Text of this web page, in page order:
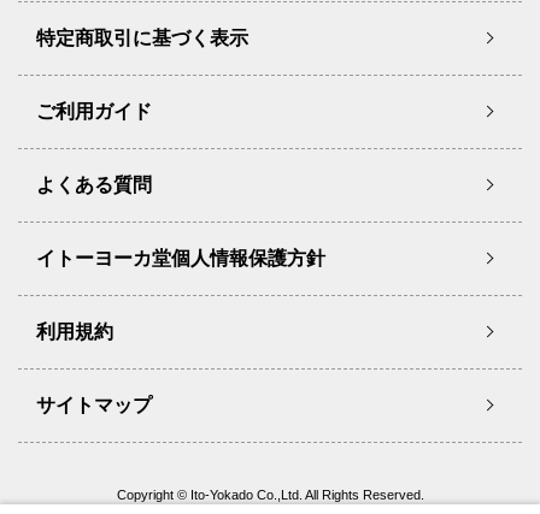
特定商取引に基づく表示
ご利用ガイド
よくある質問
イトーヨーカ堂個人情報保護方針
利用規約
サイトマップ
Copyright © Ito-Yokado Co.,Ltd. All Rights Reserved.